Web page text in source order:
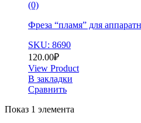
(0)
Фреза “пламя” для
SKU: 8690
120.00₽
View Product
В закладки
Сравнить
Показ 1 элемента